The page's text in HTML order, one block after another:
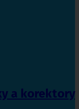
a korektory